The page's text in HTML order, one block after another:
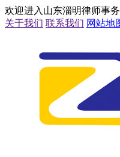
欢迎进入山东淄明律师事务
关于我们 联系我们 网站地